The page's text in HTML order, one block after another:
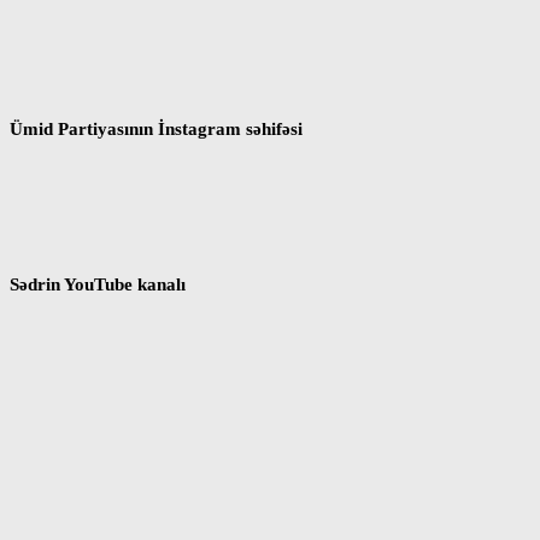
Ümid Partiyasının İnstagram səhifəsi
Sədrin YouTube kanalı